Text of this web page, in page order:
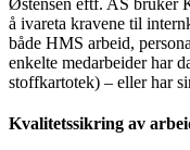
Østensen eftf. AS bruker
å ivareta kravene til
både HMS arbeid,
enkelte medarbeider har
stoffkartotek) – eller har
Kvalitetssikring av